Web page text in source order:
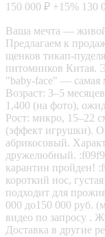
150 000 ₽ +15% 130
Ваша мечта —
Предлагаем к
щенков тикап-
питомников Китая.
"baby-face" — самая
Возраст: 3–5
1,400 (на фото),
Рост: микро, 15–22
(эффект игрушки).
абрикосовый.
дружелюбный.
карантин пройден!
короткий нос,
подходит для
000 до150 000 руб.
видео по запросу .
Доставка в другие